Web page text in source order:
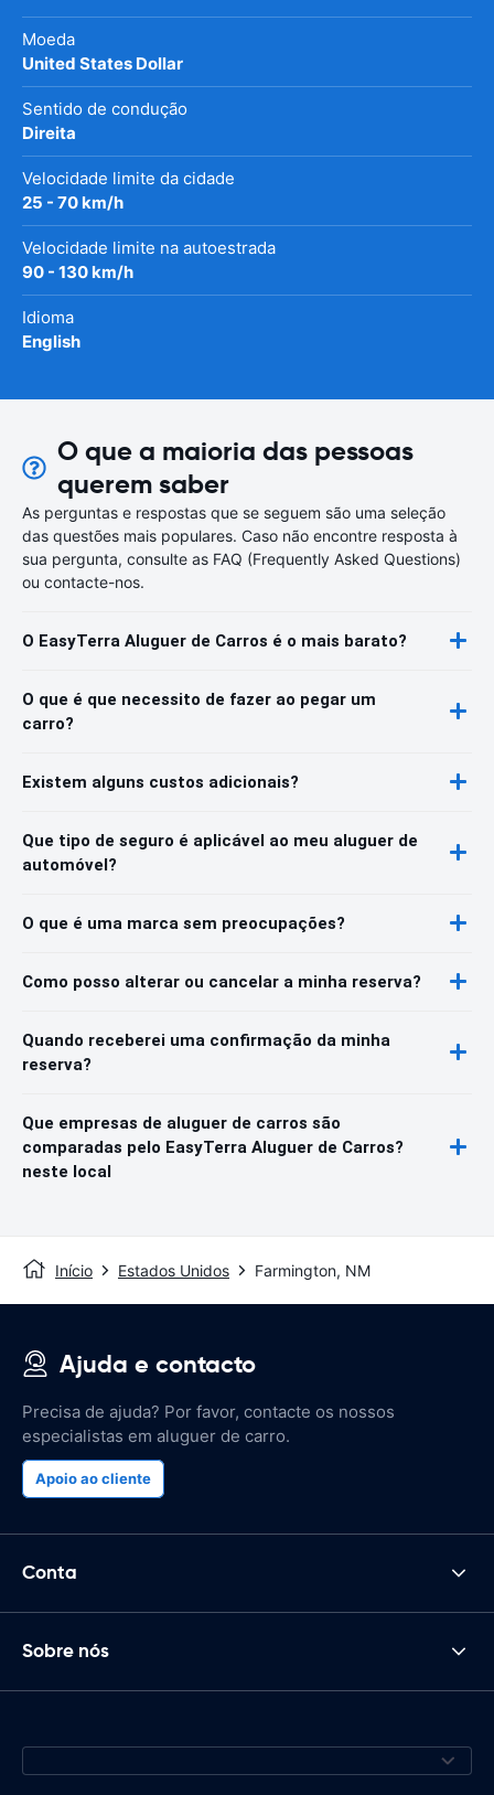
Moeda
United States Dollar
Sentido de condução
Direita
Velocidade limite da cidade
25 - 70 km/h
Velocidade limite na autoestrada
90 - 130 km/h
Idioma
English
O que a maioria das pessoas
querem saber
As perguntas e respostas que se seguem são uma seleção
das questões mais populares. Caso não encontre resposta à
sua pergunta, consulte as FAQ (Frequently Asked Questions)
ou contacte-nos.
O EasyTerra Aluguer de Carros é o mais barato?
O que é que necessito de fazer ao pegar um
carro?
Existem alguns custos adicionais?
Que tipo de seguro é aplicável ao meu aluguer de
automóvel?
O que é uma marca sem preocupações?
Como posso alterar ou cancelar a minha reserva?
Quando receberei uma confirmação da minha
reserva?
Que empresas de aluguer de carros são
comparadas pelo EasyTerra Aluguer de Carros?
neste local
Início Estados Unidos Farmington, NM
Ajuda e contacto
Precisa de ajuda? Por favor, contacte os nossos
especialistas em aluguer de carro.
Apoio ao cliente
Conta
Sobre nós